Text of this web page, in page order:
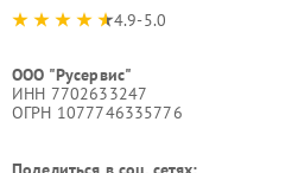
4.9-5.0
ООО "Русервис"
ИНН 7702633247
ОГРН 1077746335776